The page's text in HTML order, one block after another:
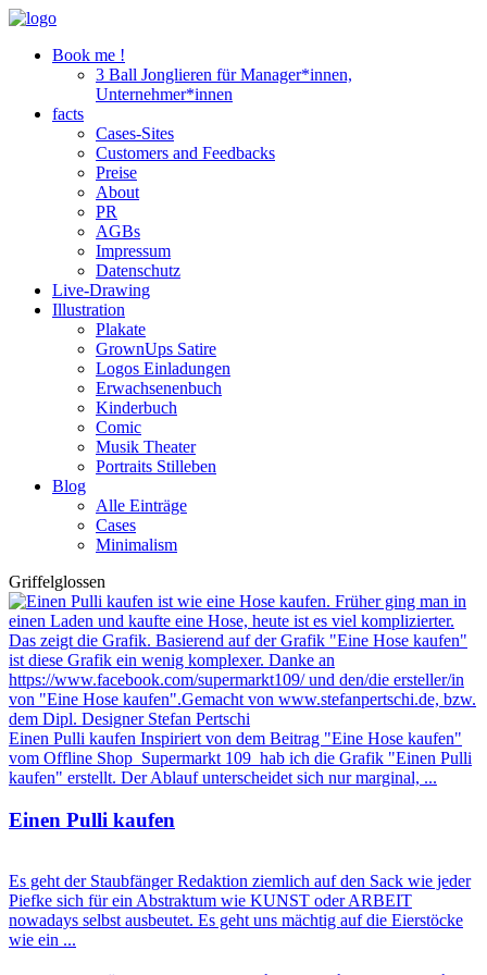
Book me !
3 Ball Jonglieren für Manager*innen,
Unternehmer*innen
facts
Cases-Sites
Customers and Feedbacks
Preise
About
PR
AGBs
Impressum
Datenschutz
Live-Drawing
Illustration
Plakate
GrownUps Satire
Logos Einladungen
Erwachsenenbuch
Kinderbuch
Comic
Musik Theater
Portraits Stilleben
Blog
Alle Einträge
Cases
Minimalism
Griffelglossen
Einen Pulli kaufen Inspiriert von dem Beitrag "Eine Hose kaufen"
vom Offline Shop Supermarkt 109 hab ich die Grafik "Einen Pulli
kaufen" erstellt. Der Ablauf unterscheidet sich nur marginal, ...
Einen Pulli kaufen
Es geht der Staubfänger Redaktion ziemlich auf den Sack wie jeder
Piefke sich für ein Abstraktum wie KUNST oder ARBEIT
nowadays selbst ausbeutet. Es geht uns mächtig auf die Eierstöcke
wie ein ...